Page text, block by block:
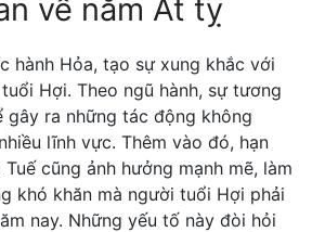
về năm Ất tỵ
hành Hỏa, tạo sự xung khắc với
Hợi. Theo ngũ hành, sự tương
gây ra những tác động không
lĩnh vực. Thêm vào đó, hạn
Tuế cũng ảnh hưởng mạnh mẽ, làm
khó khăn mà người tuổi Hợi phải
nay. Những yếu tố này đòi hỏi